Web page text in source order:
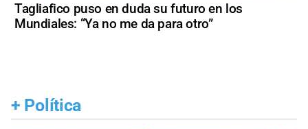
Tagliafico puso en duda su futuro en los
Mundiales: “Ya no me da para otro”
+ Política